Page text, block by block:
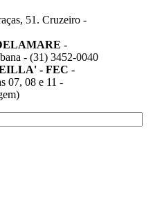
51. Cruzeiro -
-
- (31) 3452-0040
- FEC -
07, 08 e 11 -